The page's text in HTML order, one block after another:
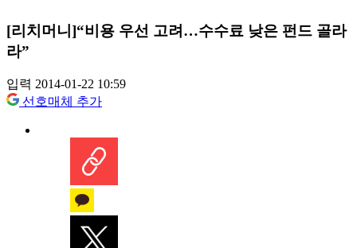
[리치머니]“비용 우선 고려…수수료 낮은 펀드 골라
라”
입력 2014-01-22 10:59
선호매체 추가